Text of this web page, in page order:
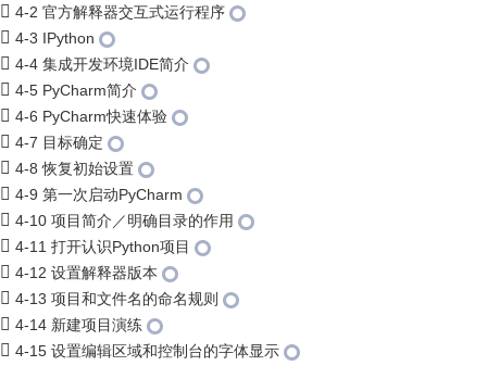
4-2 官方解释器交互式运行程序
4-3 IPython
4-4 集成开发环境IDE简介
4-5 PyCharm简介
4-6 PyCharm快速体验
4-7 目标确定
4-8 恢复初始设置
4-9 第一次启动PyCharm
4-10 项目简介／明确目录的作用
4-11 打开认识Python项目
4-12 设置解释器版本
4-13 项目和文件名的命名规则
4-14 新建项目演练
4-15 设置编辑区域和控制台的字体显示